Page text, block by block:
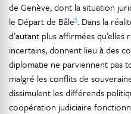
de Genève, dont la situation
le Départ de Bâle5. Dans la
d’autant plus affirmées
incertains, donnent lieu à des
diplomatie ne parviennent pas
malgré les conflits de
dissimulent les différends
coopération judiciaire